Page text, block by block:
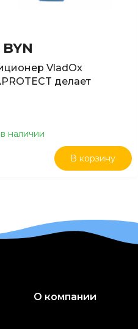
VladOx
делает
в наличии
В корзину
О компании